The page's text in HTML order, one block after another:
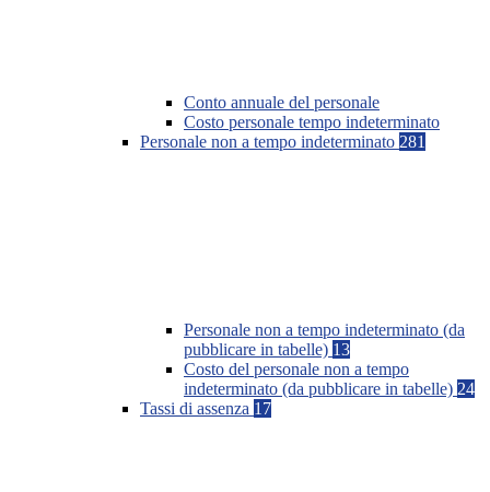
Conto annuale del personale
Costo personale tempo indeterminato
Personale non a tempo indeterminato 281
Personale non a tempo indeterminato (da
pubblicare in tabelle) 13
Costo del personale non a tempo
indeterminato (da pubblicare in tabelle) 24
Tassi di assenza 17